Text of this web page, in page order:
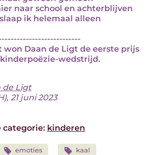
naar school en achterblijven
ik helemaal alleen
Daan de Ligt de eerste prijs
wedstrijd.
de Ligt
21 juni 2023
categorie: kinderen
emoties kaal